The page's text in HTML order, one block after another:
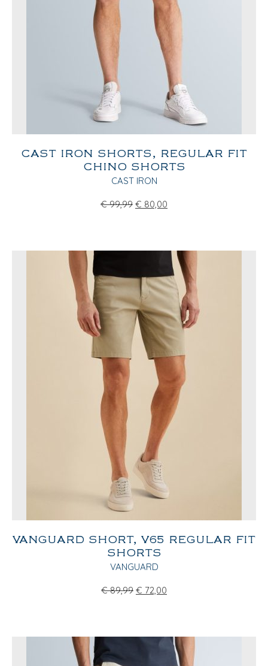
CAST IRON SHORTS, REGULAR FIT
CHINO SHORTS
CAST IRON
€ 99,99 € 80,00
VANGUARD SHORT, V65 REGULAR FIT
SHORTS
VANGUARD
€ 89,99 € 72,00